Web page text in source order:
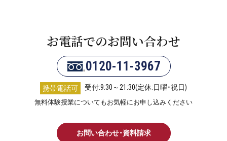
お電話でのお問い合わせ
0120-11-3967
携帯電話可 受付:9:30～21:30(定休:日曜・祝日)
無料体験授業についてもお気軽にお申し込みください
お問い合わせ・資料請求